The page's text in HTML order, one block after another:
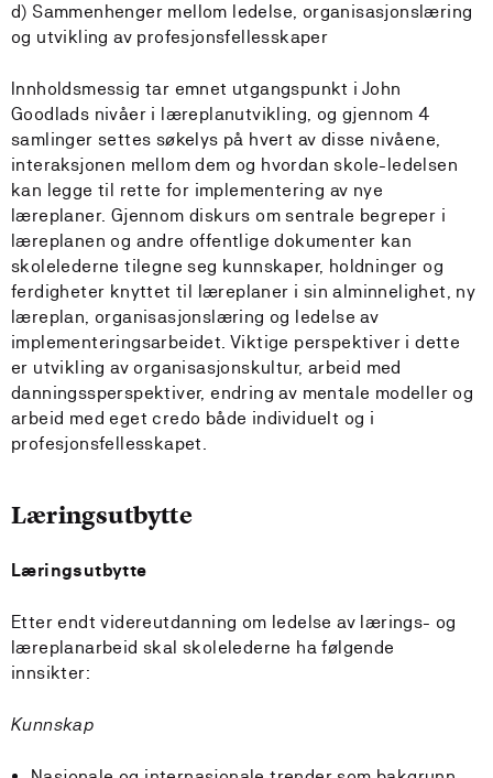
d) Sammenhenger mellom ledelse, organisasjonslæring
og utvikling av profesjonsfellesskaper
Innholdsmessig tar emnet utgangspunkt i John
Goodlads nivåer i læreplanutvikling, og gjennom 4
samlinger settes søkelys på hvert av disse nivåene,
interaksjonen mellom dem og hvordan skole-ledelsen
kan legge til rette for implementering av nye
læreplaner. Gjennom diskurs om sentrale begreper i
læreplanen og andre offentlige dokumenter kan
skolelederne tilegne seg kunnskaper, holdninger og
ferdigheter knyttet til læreplaner i sin alminnelighet, ny
læreplan, organisasjonslæring og ledelse av
implementeringsarbeidet. Viktige perspektiver i dette
er utvikling av organisasjonskultur, arbeid med
danningssperspektiver, endring av mentale modeller og
arbeid med eget credo både individuelt og i
profesjonsfellesskapet.
Læringsutbytte
Læringsutbytte
Etter endt videreutdanning om ledelse av lærings- og
læreplanarbeid skal skolelederne ha følgende
innsikter:
Kunnskap